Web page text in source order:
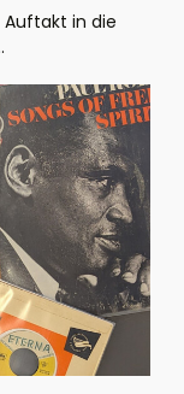
in die